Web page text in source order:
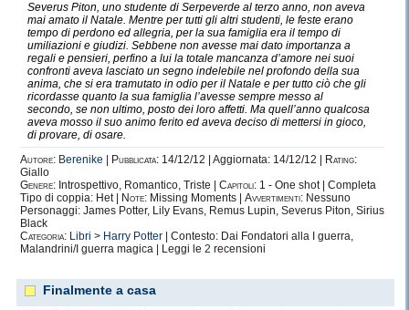
Severus Piton, uno studente di Serpeverde al terzo anno, non aveva
mai amato il Natale. Mentre per tutti gli altri studenti, le feste erano
tempo di perdono ed allegria, per la sua famiglia era il tempo di
umiliazioni e giudizi. Sebbene non avesse mai dato importanza a
regali e pensieri, perfino a lui la totale mancanza d’amore nei suoi
confronti aveva lasciato un segno indelebile nel profondo della sua
anima, che si era tramutato in odio per il Natale e per tutto ciò che gli
ricordasse quanto la sua famiglia l’avesse sempre messo al
secondo, se non ultimo, posto dei loro affetti. Ma quell’anno qualcosa
aveva mosso il suo animo ferito ed aveva deciso di mettersi in gioco,
di provare, di osare.
Autore: Berenike Pubblicata: 14/12/12 | Aggiornata: 14/12/12 |
Rating:
Giallo
Genere: Introspettivo, Romantico, Triste | Capitoli: 1 - One shot | Completa
Tipo di coppia: Het |
Note: Missing Moments | Avvertimenti: Nessuno
Personaggi: James Potter, Lily Evans, Remus Lupin, Severus Piton, Sirius
Black
Categoria: Libri > Harry Potter | Contesto: Dai Fondatori alla I guerra,
Malandrini/I guerra magica | Leggi le 2 recensioni
Finalmente a casa